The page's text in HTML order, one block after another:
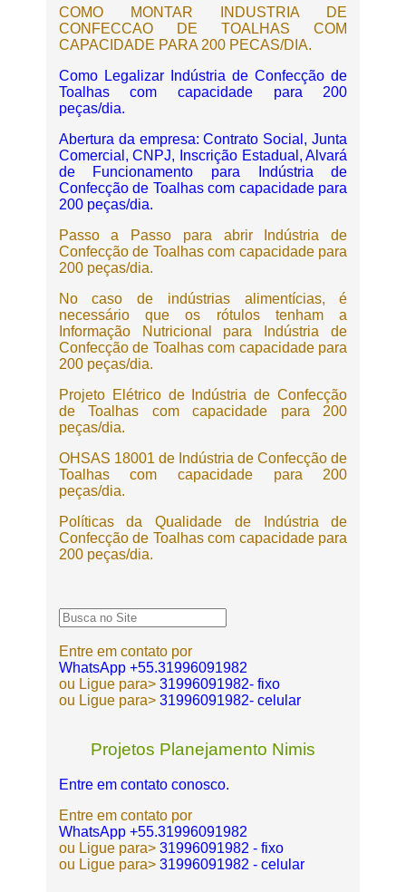
COMO MONTAR INDUSTRIA DE
CONFECCAO DE TOALHAS COM
CAPACIDADE PARA 200 PECAS/DIA.
Como Legalizar Indústria de Confecção de
Toalhas com capacidade para 200
peças/dia.
Abertura da empresa: Contrato Social, Junta
Comercial, CNPJ, Inscrição Estadual, Alvará
de Funcionamento para Indústria de
Confecção de Toalhas com capacidade para
200 peças/dia.
Passo a Passo para abrir Indústria de
Confecção de Toalhas com capacidade para
200 peças/dia.
No caso de indústrias alimentícias, é
necessário que os rótulos tenham a
Informação Nutricional para Indústria de
Confecção de Toalhas com capacidade para
200 peças/dia.
Projeto Elétrico de Indústria de Confecção
de Toalhas com capacidade para 200
peças/dia.
OHSAS 18001 de Indústria de Confecção de
Toalhas com capacidade para 200
peças/dia.
Políticas da Qualidade de Indústria de
Confecção de Toalhas com capacidade para
200 peças/dia.
Entre em contato por
WhatsApp +55.31996091982
ou Ligue para> 31996091982- fixo
ou Ligue para>31996091982- celular
Projetos Planejamento Nimis
Entre em contato conosco.
Entre em contato por
WhatsApp +55.31996091982
ou Ligue para> 31996091982 - fixo
ou Ligue para>31996091982 - celular